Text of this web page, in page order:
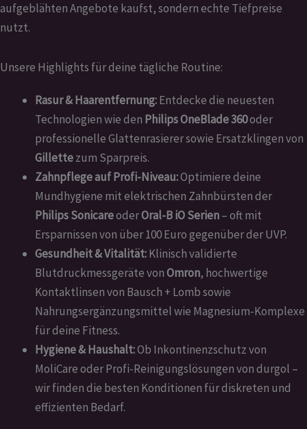
aufgeblähten Angebote kaufst, sondern echte Tiefpreise
nutzt.
Unsere Highlights für deine tägliche Routine:
Rasur & Haarentfernung:Entdecke die neuesten
Technologien wie den Philips OneBlade 360oder
professionelle Glattenrasierer sowie Ersatzklingen von
Gillettezum Sparpreis.
Zahnpflege auf Profi-Niveau:Optimiere deine
Mundhygiene mit elektrischen Zahnbürsten der
Philips SonicareoderOral-B iO Serien– oft mit
Ersparnissen von über 100 Euro gegenüber der UVP.
Gesundheit & Vitalität:Klinisch validierte
Blutdruckmessgeräte vonOmron, hochwertige
Kontaktlinsen von Bausch + Lomb sowie
Nahrungsergänzungsmittel wie Magnesium-Komplexe
für deine Fitness.
Hygiene & Haushalt:Ob Inkontinenzschutz von
MoliCare oder Profi-Reinigungslösungen von durgol –
wir finden die besten Konditionen für diskreten und
effizienten Bedarf.